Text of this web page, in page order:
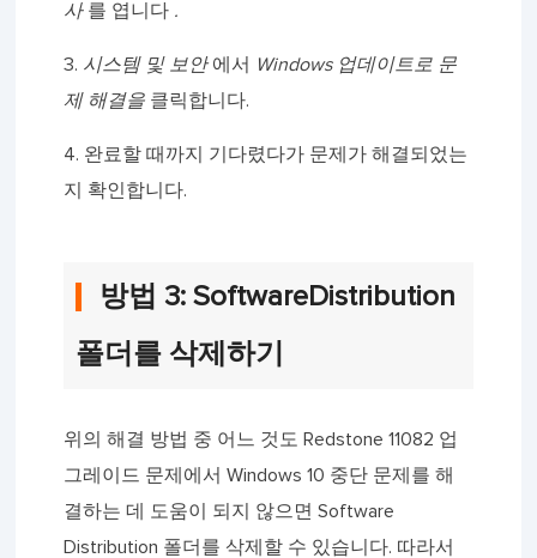
사를 엽니다 .
3. 시스템 및 보안에서
Windows 업데이트로 문
제 해결을 클릭합니다.
4. 완료할 때까지 기다렸다가 문제가 해결되었는
지 확인합니다.
방법 3: SoftwareDistribution
폴더를 삭제하기
위의 해결 방법 중 어느 것도 Redstone 11082 업
그레이드 문제에서 Windows 10 중단 문제를 해
결하는 데 도움이 되지 않으면 Software
Distribution 폴더를 삭제할 수 있습니다. 따라서